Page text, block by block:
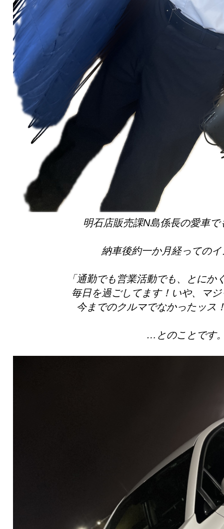
明石店販売課N島係長の愛車
納車後約一か月経っての
「通勤でも営業活動でも、とにか
毎日を過ごしてます！いや、マ
今までのクルマでなかったッス
…とのことです